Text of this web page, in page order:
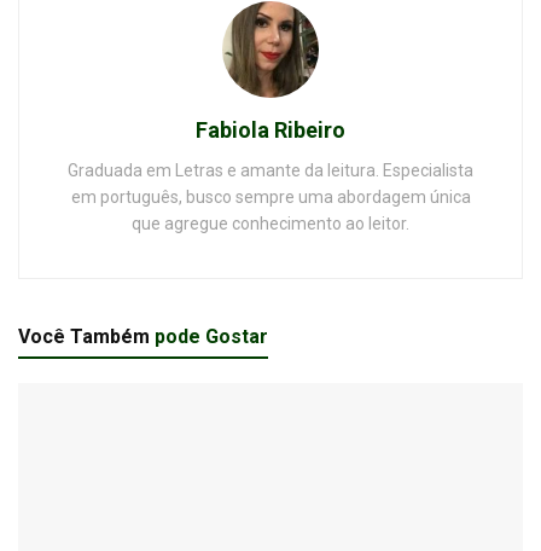
Fabiola Ribeiro
Graduada em Letras e amante da leitura. Especialista
em português, busco sempre uma abordagem única
que agregue conhecimento ao leitor.
Você Também pode Gostar